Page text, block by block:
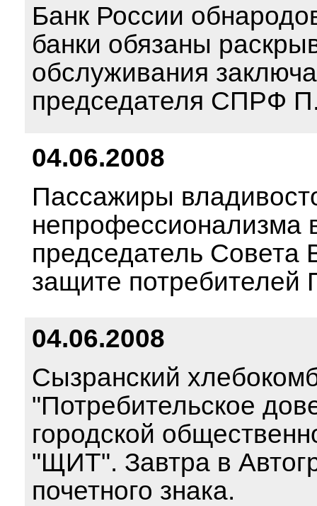
Банк России
банки обязаны
обслуживания
председателя СПРФ
04.06.2008
Пассажиры
непрофессионализма
председатель Совета
защите
04.06.2008
Сызранский
"Потребительское
городской
"ЩИТ". Завтра в
почетного знака.